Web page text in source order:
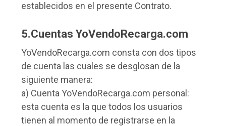
establecidos en el presente Contrato.
5.Cuentas YoVendoRecarga.com
YoVendoRecarga.com consta con dos tipos
de cuenta las cuales se desglosan de la
siguiente manera:
a) Cuenta YoVendoRecarga.com personal:
esta cuenta es la que todos los usuarios
tienen al momento de registrarse en la